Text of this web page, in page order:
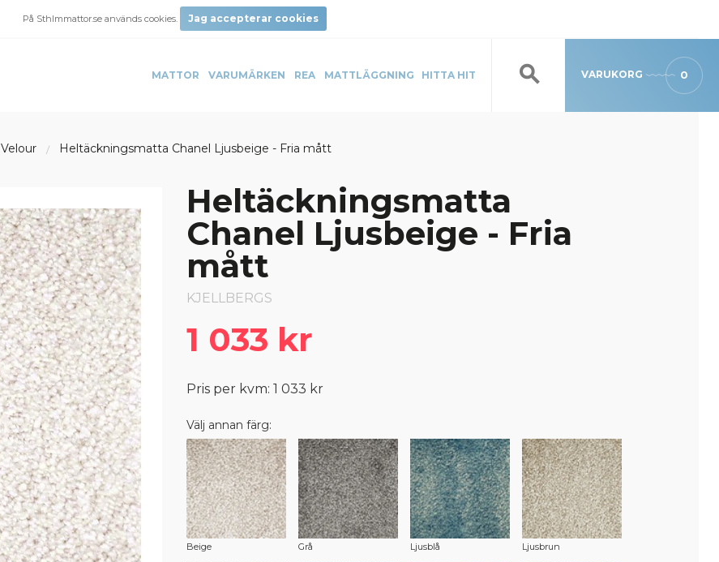
På Sthlmmattor.se används cookies. Jag accepterar cookies
0
VARUKORG
MATTOR VARUMÄRKEN REA MATTLÄGGNING HITTA HIT
Velour Heltäckningsmatta Chanel Ljusbeige - Fria mått
Heltäckningsmatta
Chanel Ljusbeige - Fria
mått
KJELLBERGS
1 033 kr
Pris per kvm: 1 033 kr
Välj annan färg:
Beige Grå Ljusblå Ljusbrun